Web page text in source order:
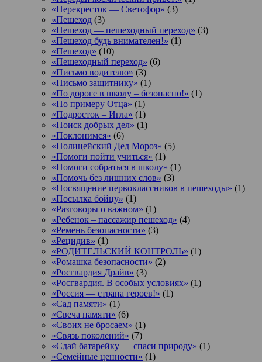
«Перекресток — Светофор» (3)
«Пешеход (3)
«Пешеход — пешеходный переход» (3)
«Пешеход будь внимателен!» (1)
«Пешеход» (10)
«Пешеходный переход» (6)
«Письмо водителю» (3)
«Письмо защитнику» (1)
«По дороге в школу – безопасно!» (1)
«По примеру Отца» (1)
«Подросток ‒ Игла» (1)
«Поиск добрых дел» (1)
«Поклонимся» (6)
«Полицейский Дед Мороз» (5)
«Помоги пойти учиться» (1)
«Помоги собраться в школу» (1)
«Помочь без лишних слов» (3)
«Посвящение первоклассников в пешеходы» (1)
«Посылка бойцу» (1)
«Разговоры о важном» (1)
«Ребенок – пассажир пешеход» (4)
«Ремень безопасности» (3)
«Рецидив» (1)
«РОДИТЕЛЬСКИЙ КОНТРОЛЬ» (1)
«Ромашка безопасности» (2)
«Росгвардия Драйв» (3)
«Росгвардия. В особых условиях» (1)
«Россия — страна героев!» (1)
«Сад памяти» (1)
«Свеча памяти» (6)
«Своих не бросаем» (1)
«Связь поколений» (7)
«Сдай батарейку — спаси природу» (1)
«Семейные ценности» (1)